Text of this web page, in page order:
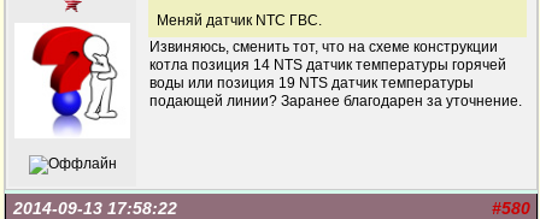
Меняй датчик NTC ГВС.
Извиняюсь, сменить тот, что на схеме конструкции
котла позиция 14 NTS датчик температуры горячей
воды или позиция 19 NTS датчик температуры
подающей линии? Заранее благодарен за уточнение.
#580
2014-09-13 17:58:22